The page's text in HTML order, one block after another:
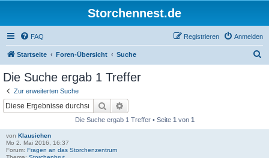
Storchennest.de
FAQ Anmelden
Registrieren
Startseite Foren-Übersicht Suche
Die Suche ergab 1 Treffer
Zur erweiterten Suche
Suche
Die Suche ergab 1 Treffer • Seite 1 von 1
von Klausichen
Mo 2. Mai 2016, 16:37
Forum: Fragen an das Storchenzentrum